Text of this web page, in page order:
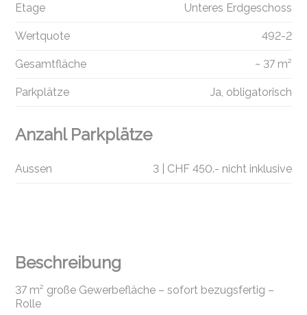
Beschreibung
37 m² große Gewerbefläche – sofort bezugsfertig –
Rolle
Etage Unteres Erdgeschoss
Wertquote 492-2
Gesamtfläche ~ 37 m²
Parkplätze Ja, obligatorisch
Anzahl Parkplätze
Aussen 3 | CHF 450.- nicht inklusive